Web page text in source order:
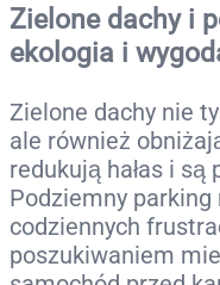
Zielone dachy i
ekologia i
Zielone dachy nie
ale również
redukują hałas i
Podziemny
codziennych
poszukiwaniem